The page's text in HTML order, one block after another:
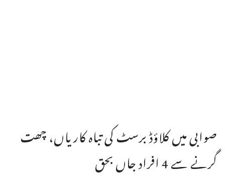
صوابی میں کلاؤڈ برسٹ کی تباہ کاریاں، چھت
گرنے سے 4 افراد جاں بحق